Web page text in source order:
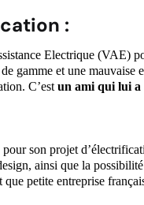
:
Electrique (VAE)
gamme et une mauvaise
C’estun ami qui lui a
son projet
ainsi que la
que petite entreprise